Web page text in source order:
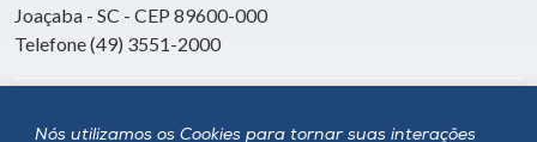
Nós utilizamos os Cookies para tornar suas interações
Joaçaba - SC - CEP 89600-000
Telefone (49) 3551-2000
Siga a Unoesc